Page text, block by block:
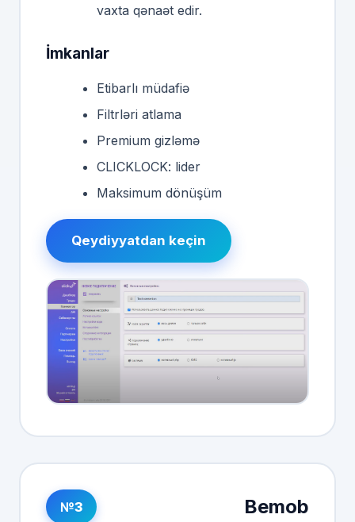
vaxta qənaət edir.
İmkanlar
Etibarlı müdafiə
Filtrləri atlama
Premium gizləmə
CLICKLOCK: lider
Maksimum dönüşüm
Qeydiyyatdan keçin
№3 Bemob